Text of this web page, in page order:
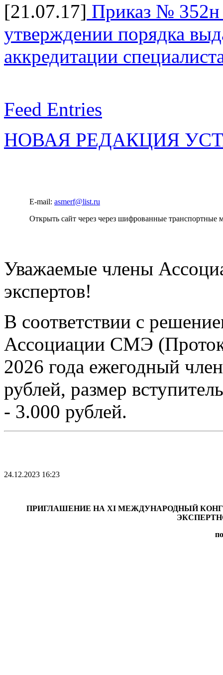
[21.07.17] Приказ № 352н
утверждении порядка
аккредитации
Feed Entries
НОВАЯ РЕДАКЦИЯ
E-mail: asmerf@list.ru
Открыть сайт через через шифрованные
Уважаемые члены
экспертов!
В соответствии с
Ассоциации СМЭ
2026 года ежегодный
рублей, размер
- 3.000 рублей.
24.12.2023 16:23
ПРИГЛАШЕНИЕ НА XI МЕЖДУНАРОДНЫЙ